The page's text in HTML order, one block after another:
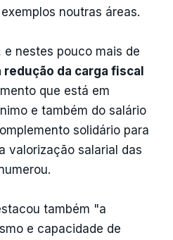
noutras áreas.
nestes pouco mais de
redução da carga fiscal
que está em
e também do salário
solidário para
valorização salarial das
também "a
e capacidade de